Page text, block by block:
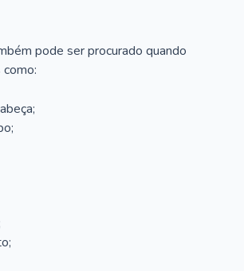
pode ser procurado quando